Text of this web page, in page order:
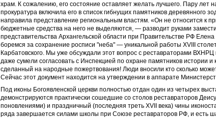
храм. К сожалению, его состояние оставляет желать лучшего. Пару лет
прокуратура включила его в список гибнущих памятников деревянного
направила представление региональным властям. «Он не относится к
бюджетные средства на него не выделяются, — разводит руками
представительства Архангельской области при Правительстве РФ
боремся за сохранение росписи "неба" — уникальной работы XVIII
Карбатовского. Мы уже обсуждали этот вопрос с реставраторами
даже сумели согласовать с Инспекцией по охране памятников истории и
сделанный на народные пожертвования! Люди вносили кто сколько
Сейчас этот документ находится на утверждении в аппарате
Под иконы Богоявленской церкви пол­ностью отдан один из четырех
демонстрируются практически сошедшие со столов реставраторов
поновлениями) и праздничный (последняя треть XVII века) чины
ряда завершается силами школы при Союзе реставраторов РФ, и есть